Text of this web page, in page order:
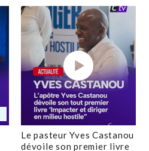
Le pasteur Yves Castanou
dévoile son premier livre